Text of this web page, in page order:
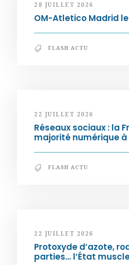
28 JUILLET 2026
OM-Atletico Madrid
FLASH ACTU
22 JUILLET 2026
Réseaux sociaux : la
majorité numérique à
FLASH ACTU
22 JUILLET 2026
Protoxyde d’azote,
parties… l’État